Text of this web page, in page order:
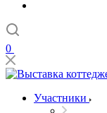
0
Участники